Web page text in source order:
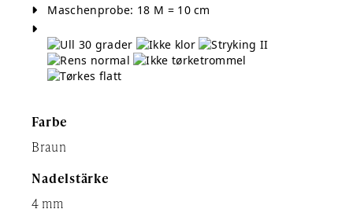
Maschenprobe: 18 M = 10 cm
Farbe
Braun
Nadelstärke
4 mm